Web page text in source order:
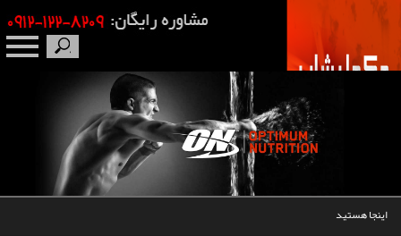
اینجا هستید